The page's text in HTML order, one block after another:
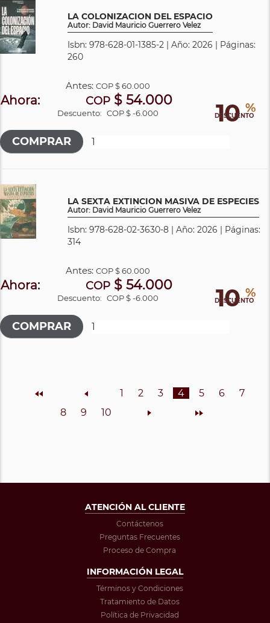
LA COLONIZACION DEL ESPACIO
Autor: David Mauricio Guerrero Velez
Isbn: 978-628-01-1385-2 | Año: 2026 | Páginas:
260
10 %
DESCUENTO
Antes:COP$ 60.000
Ahora: COP $ 54.000
Descuento: COP $ -6.000
LA SEXTA EXTINCION MASIVA DE ESPECIES
Autor: David Mauricio Guerrero Velez
Isbn: 978-628-02-3630-8 | Año: 2026 | Páginas:
314
10 %
DESCUENTO
Antes:COP$ 60.000
Ahora: COP $ 54.000
Descuento: COP $ -6.000
Inicio Anterior 1 2 3 4 5 6
7
8
9 10 Siguiente Final
ATENCIÓN AL CLIENTE
Contáctenos
Preguntas Frecuentes
Proceso de Compra
INFORMACIÓN LEGAL
Términos y Condiciones
Tratamiento de Datos
Política de Privacidad